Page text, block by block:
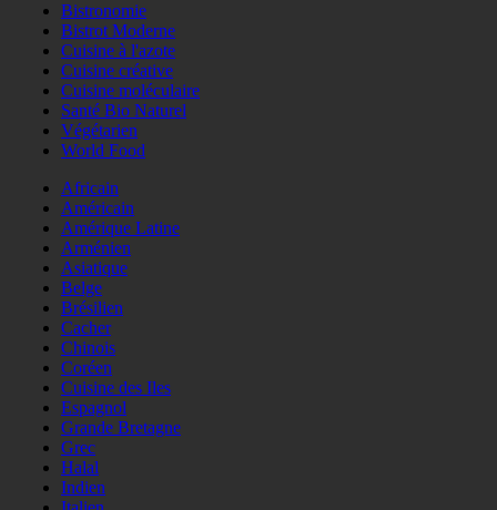
Bistronomie
Bistrot Moderne
Cuisine à l'azote
Cuisine créative
Cuisine moléculaire
Santé Bio Naturel
Végétarien
World Food
Africain
Américain
Amérique Latine
Arménien
Asiatique
Belge
Brésilien
Cacher
Chinois
Coréen
Cuisine des Iles
Espagnol
Grande Bretagne
Grec
Halal
Indien